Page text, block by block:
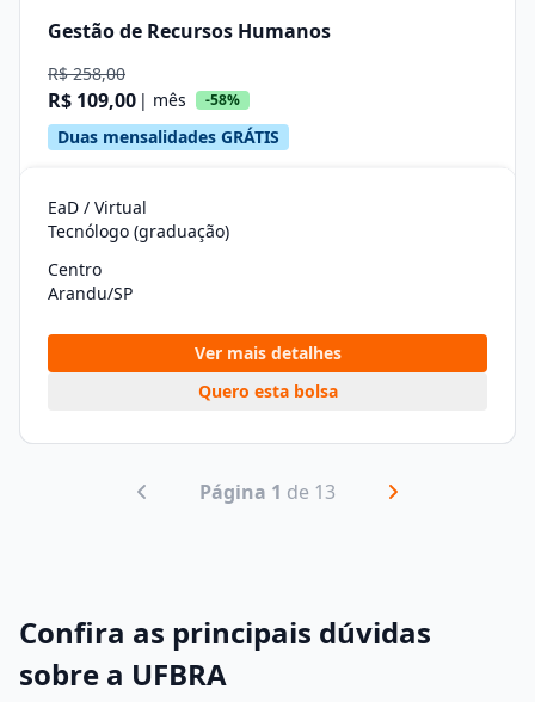
Gestão de Recursos Humanos
R$ 258,00
R$ 109,00 | mês -58%
Duas mensalidades GRÁTIS
EaD / Virtual
Tecnólogo (graduação)
Centro
Arandu/SP
Ver mais detalhes
Quero esta bolsa
Página 1 de 13
Confira as principais dúvidas
sobre a UFBRA